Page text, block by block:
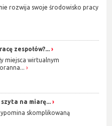
rozwija swoje środowisko pracy
zespołów?...
miejsca wirtualnym
szyta na miarę...
skomplikowaną